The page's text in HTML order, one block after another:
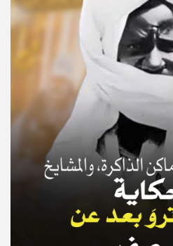
© Copyright